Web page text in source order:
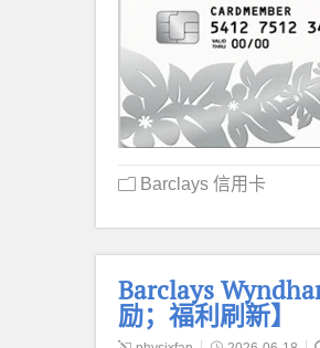
Barclays 信用卡
Barclays
励；福利刷新】